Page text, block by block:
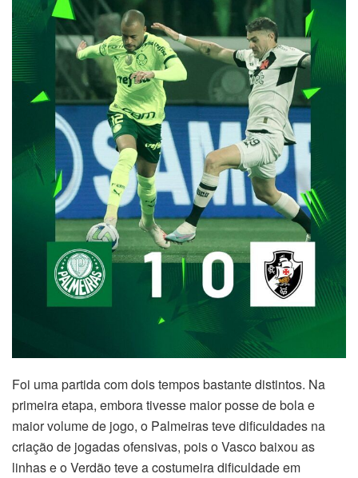
Foi uma partida com dois tempos bastante distintos. Na
primeira etapa, embora tivesse maior posse de bola e
maior volume de jogo, o Palmeiras teve dificuldades na
criação de jogadas ofensivas, pois o Vasco baixou as
linhas e o Verdão teve a costumeira dificuldade em